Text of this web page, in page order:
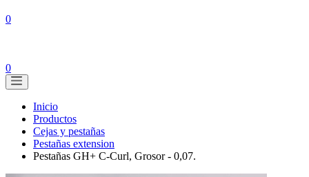
0
0
Inicio
Productos
Cejas y pestañas
Pestañas extension
Pestañas GH+ C-Curl, Grosor - 0,07.